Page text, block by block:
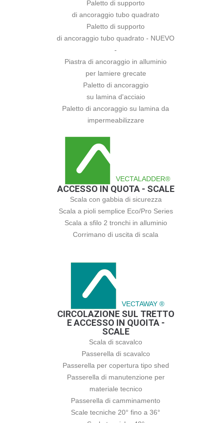
Paletto di supporto
di ancoraggio tubo quadrato
Paletto di supporto
di ancoraggio tubo quadrato - NUEVO
-
Piastra di ancoraggio in alluminio
per lamiere grecate
Paletto di ancoraggio
su lamina d'acciaio
Paletto di ancoraggio su lamina da
impermeabilizzare
VECTALADDER®
ACCESSO IN QUOTA - SCALE
Scala con gabbia di sicurezza
Scala a pioli semplice Eco/Pro Series
Scala a sfilo 2 tronchi in alluminio
Corrimano di uscita di scala
VECTAWAY ®
CIRCOLAZIONE SUL TRETTO
E ACCESSO IN QUOITA -
SCALE
Scala di scavalco
Passerella di scavalco
Passerella per copertura tipo shed
Passerella di manutenzione per
materiale tecnico
Passerella di camminamento
Scale tecniche 20° fino a 36°